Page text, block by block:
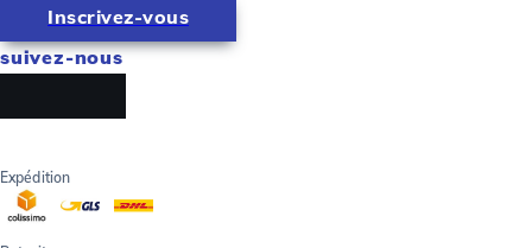
Inscrivez-vous
suivez-nous
Expédition